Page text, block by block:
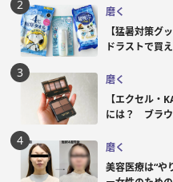
磨く
【猛暑対策グ
ドラストで買
磨く
【エクセル・
には？ ブラウ
磨く
美容医療は“